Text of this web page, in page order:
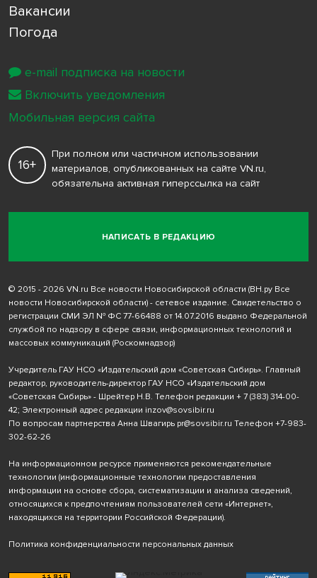
Вакансии
Погода
НАПИСАТЬ В РЕДАКЦИЮ
16+
При полном или частичном использовании
материалов, опубликованных на сайте VN.ru,
обязательна активная гиперссылка на сайт
© 2015 - 2026 VN.ru Все новости Новосибирской области (ВН.ру Все
новости Новосибирской области) - сетевое издание. Свидетельство о
регистрации СМИ ЭЛ № ФС 77-66488 от 14.07.2016 выдано Федеральной
службой по надзору в сфере связи, информационных технологий и
массовых коммуникаций (Роскомнадзор)
Учредитель ГАУ НСО «Издательский дом «Советская Сибирь». Главный
редактор, руководитель-директор ГАУ НСО «Издательский дом
«Советская Сибирь» - Шрейтер Н.В. Телефон редакции + 7 (383) 314-00-
42; Электронный адрес редакции inzov@sovsibir.ru
По вопросам партнерства Анна Швагирь pr@sovsibir.ru Телефон +7-983-
302-62-26
На информационном ресурсе применяются рекомендательные
технологии (информационные технологии предоставления
информации на основе сбора, систематизации и анализа сведений,
относящихся к предпочтениям пользователей сети «Интернет»,
находящихся на территории Российской Федерации).
Политика конфиденциальности персональных данных
e-mail подписка на новости
Включить уведомления
Мобильная версия сайта